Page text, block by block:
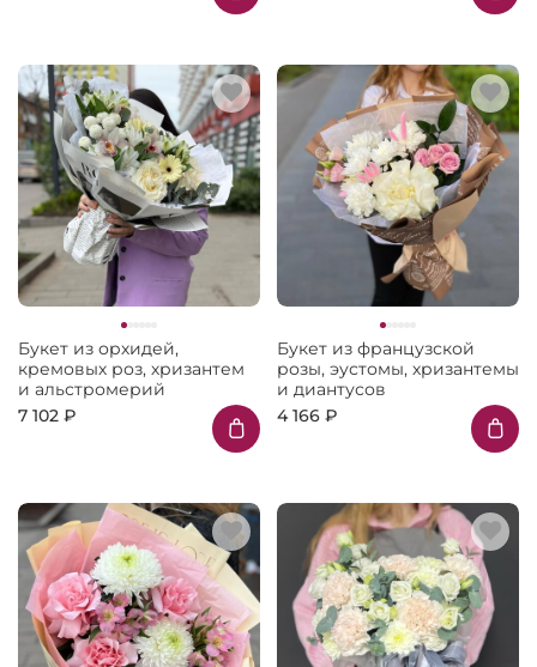
Букет из орхидей,
кремовых роз, хризантем
и альстромерий
7 102 ₽
Букет из французской
розы, эустомы, хризантемы
и диантусов
4 166 ₽